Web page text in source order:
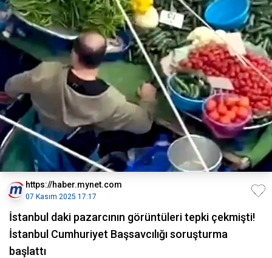
https://haber.mynet.com
07 Kasım 2025 17:17
İstanbul daki pazarcının görüntüleri tepki çekmişti!
İstanbul Cumhuriyet Başsavcılığı soruşturma
başlattı